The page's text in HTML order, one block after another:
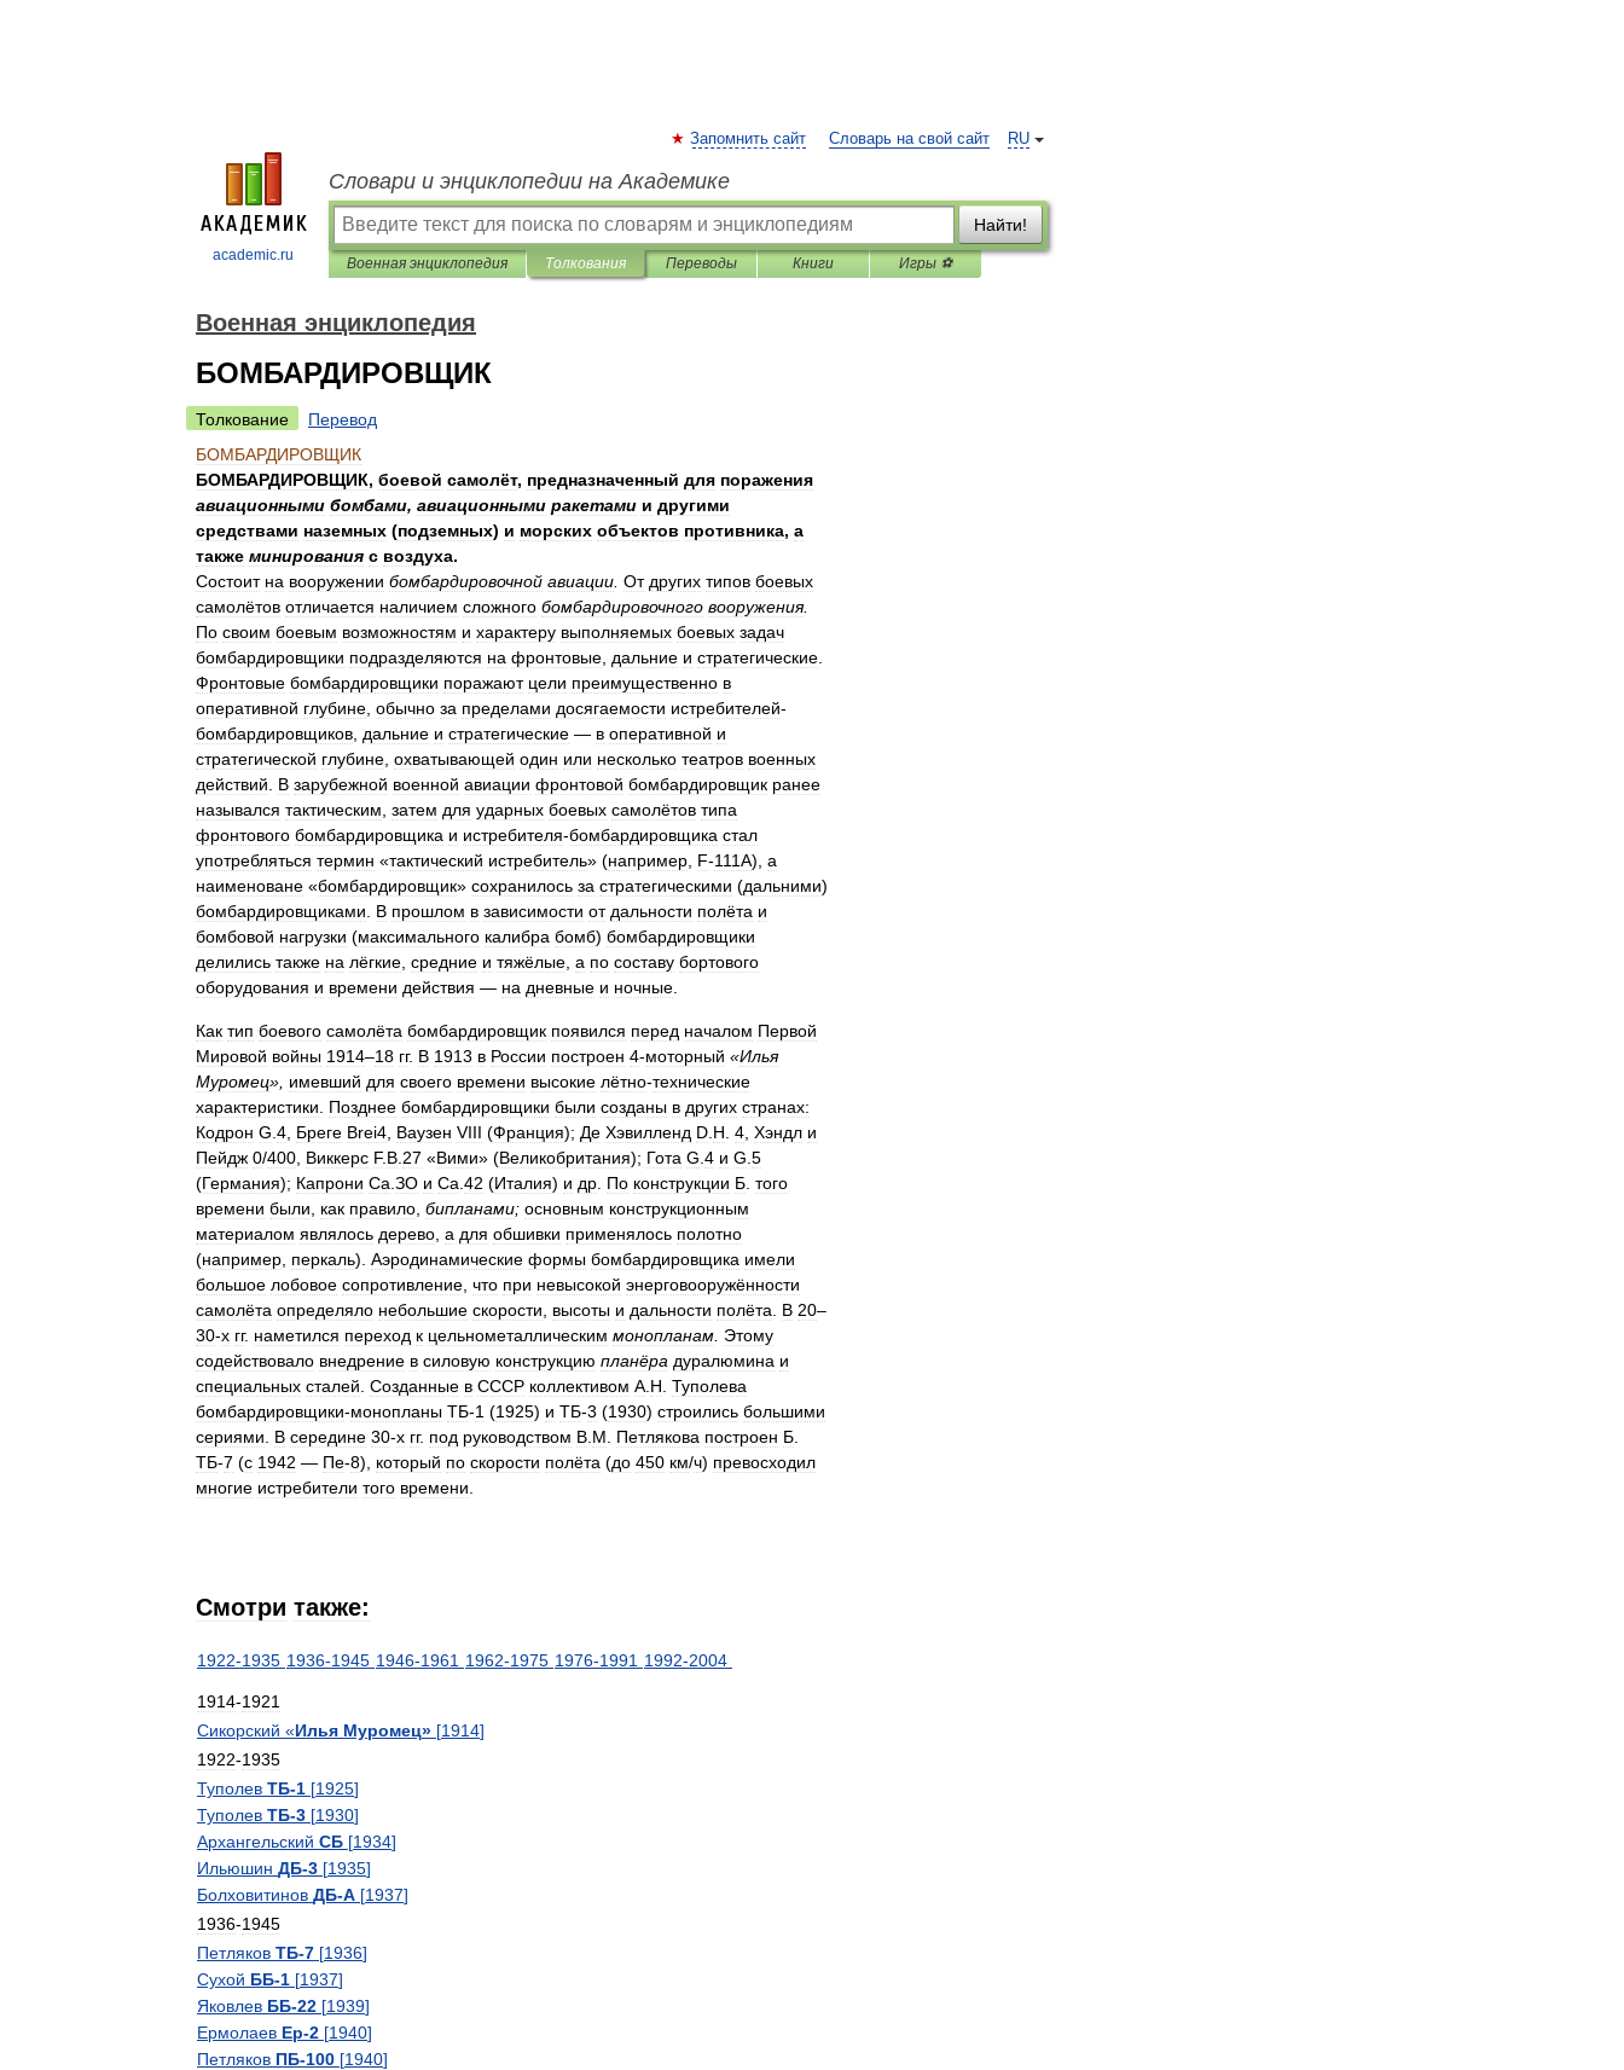
academic.ru
RU
Запомнить сайт Словарь на свой сайт
Словари и энциклопедии на Академике
Найти!
Военная энциклопедия Толкования Переводы Книги Игры ⚽
Военная энциклопедия
БОМБАРДИРОВЩИК
Толкование
Перевод
БОМБАРДИРОВЩИК
БОМБАРДИРОВЩИК, боевой самолёт, предназначенный для поражения
авиационными бомбами, авиационными ракетами и другими
средствами наземных (подземных) и морских объектов противника, а
также минирования с воздуха.
Состоит на вооружении бомбардировочной авиации От других типов боевых
самолётов отличается наличием сложного бомбардировочного вооружения.
По своим боевым возможностям и характеру выполняемых боевых задач
бомбардировщики подразделяются на фронтовые дальние и стратегические
Фронтовые бомбардировщики поражают цели преимущественно в
оперативной глубине обычно за пределами досягаемости истребителей-
бомбардировщиков дальние и стратегические — в оперативной и
стратегической глубине охватывающей один или несколько театров военных
действий
В зарубежной военной авиации фронтовой бомбардировщик ранее
назывался тактическим затем для ударных боевых самолётов типа
фронтового бомбардировщика и истребителя-бомбардировщика стал
употребляться термин «тактический истребитель» (например F-111A), а
наименоване «бомбардировщик» сохранилось за стратегическими (дальними)
бомбардировщиками
В прошлом в зависимости от дальности полёта и
бомбовой нагрузки (максимального калибра бомб) бомбардировщики
делились также на лёгкие средние и тяжёлые а по составу бортового
оборудования и времени действия — на дневные и ночные
Как тип боевого самолёта бомбардировщик появился перед началом Первой
Мировой войны 1914–18 гг. В 1913 в России построен 4-моторный «Илья
Муромец», имевший для своего времени высокие лётно-технические
характеристики
Позднее бомбардировщики были созданы в других странах:
Кодрон G 4 Бреге Brei4 Ваузен VIII (Франция); Де Хэвилленд D H 4 Хэндл и
Пейдж 0/400 Виккерс F. B 27 «Вими» (Великобритания); Гота G 4 и G 5
(Германия); Капрони Са ЗО и Са 42 (Италия) и др По конструкции Б того
времени были как правило бипланами; основным конструкционным
материалом являлось дерево а для обшивки применялось полотно
(например перкаль). Аэродинамические формы бомбардировщика имели
большое лобовое сопротивление что при невысокой энерговооружённости
самолёта определяло небольшие скорости высоты и дальности полёта В 20–
30-х гг. наметился переход к цельнометаллическим монопланам Этому
содействовало внедрение в силовую конструкцию планёра дуралюмина и
специальных сталей Созданные в СССР коллективом А Н Туполева
бомбардировщики-монопланы ТБ-1 (1925) и ТБ-3 (1930) строились большими
сериями
В середине 30-х гг. под руководством В М Петлякова построен Б
ТБ-7 (с 1942 — Пе-8), который по скорости полёта (до 450 км/ч) превосходил
многие истребители того времени
Смотри также:
1922-1935 1936-1945 1946-1961 1962-1975 1976-1991 1992-2004
1914-1921
Сикорский «Илья Муромец» [1914]
1922-1935
Туполев ТБ-1 [1925]
Туполев ТБ-3 [1930]
Архангельский СБ [1934]
Ильюшин ДБ-3 [1935]
Болховитинов ДБ-А [1937]
1936-1945
Петляков ТБ-7 [1936]
Сухой ББ-1 [1937]
Яковлев ББ-22 [1939]
Ермолаев Ер-2 [1940]
Петляков ПБ-100 [1940]